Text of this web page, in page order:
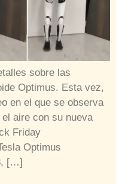
sobre las
Optimus. Esta vez,
en el que se observa
aire con su nueva
Friday
Optimus
[…]